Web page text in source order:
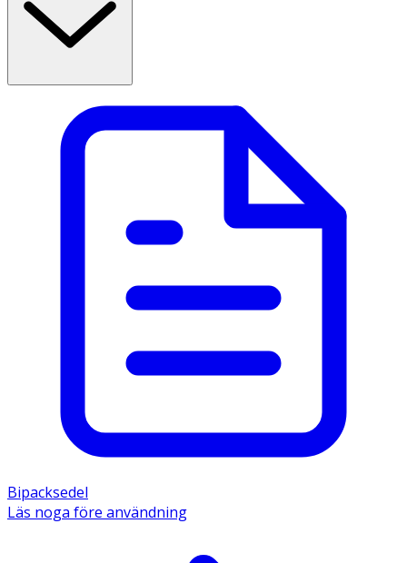
Bipacksedel
Läs noga före användning